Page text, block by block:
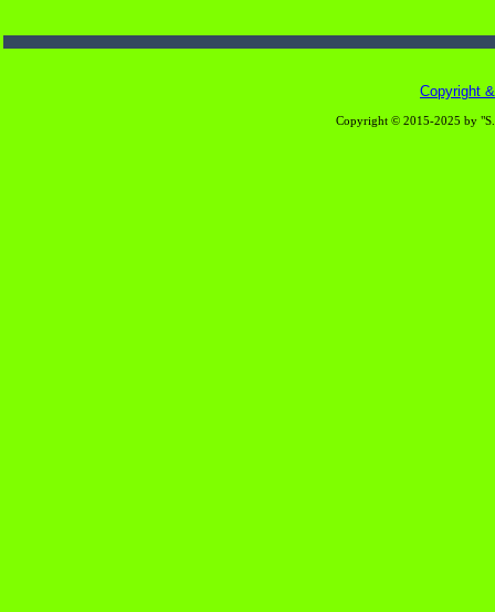
Copyright
Copyright © 2015-2025 by